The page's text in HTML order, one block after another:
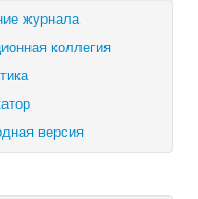
журнала
коллегия
версия